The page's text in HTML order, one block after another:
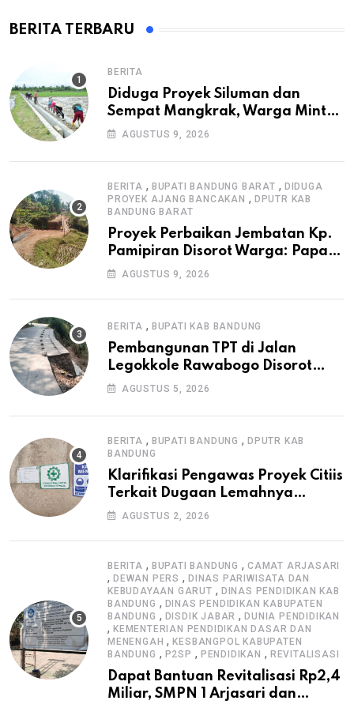
BERITA TERBARU
BERITA
Diduga Proyek Siluman dan
Sempat Mangkrak, Warga Minta
APH Usut Tuntas Pembangunan
AGUSTUS 9, 2026
BERITA , BUPATI BANDUNG BARAT , DIDUGA
PROYEK AJANG BANCAKAN , DPUTR KAB
BANDUNG BARAT
Proyek Perbaikan Jembatan Kp.
Pamipiran Disorot Warga: Papan
Informasi Tak Cantumkan PPK,
AGUSTUS 9, 2026
BERITA , BUPATI KAB BANDUNG
Pembangunan TPT di Jalan
Legokkole Rawabogo Disorot
Warga, Selesai Tanpa Papan
AGUSTUS 5, 2026
BERITA , BUPATI BANDUNG ,DPUTR KAB
BANDUNG
Klarifikasi Pengawas Proyek Citiis
Terkait Dugaan Lemahnya
Pengawasan K3
AGUSTUS 2, 2026
BERITA , BUPATI BANDUNG ,CAMAT ARJASARI
, DEWAN PERS , DINAS PARIWISATA DAN
KEBUDAYAAN GARUT , DINAS PENDIDIKAN KAB
BANDUNG , DINAS PENDIDIKAN KABUPATEN
BANDUNG , DISDIK JABAR ,DUNIA PENDIDIKAN
, KEMENTERIAN PENDIDIKAN DASAR DAN
MENENGAH ,KESBANGPOL KABUPATEN
BANDUNG , P2SP , PENDIDIKAN , REVITALISASI
Dapat Bantuan Revitalisasi Rp2,4
Miliar, SMPN 1 Arjasari dan